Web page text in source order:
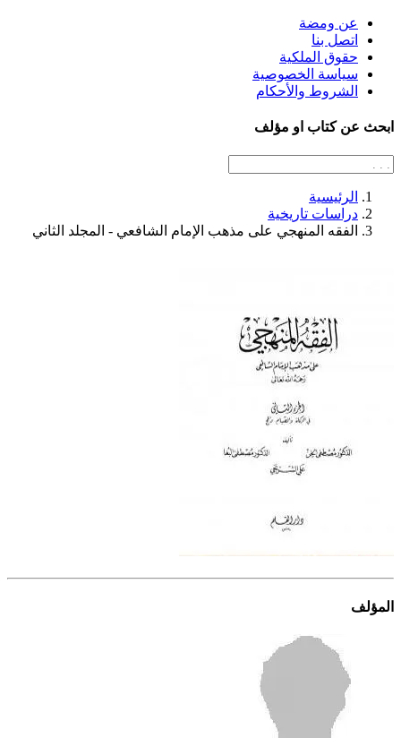
عن ومضة
اتصل بنا
حقوق الملكية
سياسة الخصوصية
الشروط والأحكام
ابحث عن كتاب او مؤلف
الرئيسية
دراسات تاريخية
الفقه المنهجي على مذهب الإمام الشافعي - المجلد الثاني
المؤلف